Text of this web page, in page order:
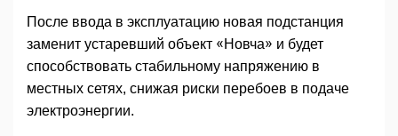
После ввода в эксплуатацию новая подстанция
заменит устаревший объект «Новча» и будет
способствовать стабильному напряжению в
местных сетях, снижая риски перебоев в подаче
электроэнергии.